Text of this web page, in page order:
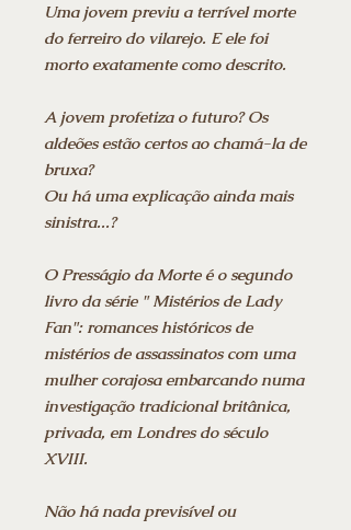
Uma jovem previu a terrível morte
do ferreiro do vilarejo. E ele foi
morto exatamente como descrito.
A jovem profetiza o futuro? Os
aldeões estão certos ao chamá-la de
bruxa?
Ou há uma explicação ainda mais
sinistra...?
O Presságio da Morte é o segundo
livro da série " Mistérios de Lady
Fan": romances históricos de
mistérios de assassinatos com uma
mulher corajosa embarcando numa
investigação tradicional britânica,
privada, em Londres do século
XVIII.
Não há nada previsível ou